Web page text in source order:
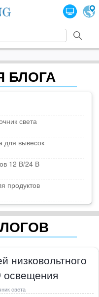
БЛОГА
света
для вывесок
12 В/24 В
продуктов
низковольтного
освещения
света